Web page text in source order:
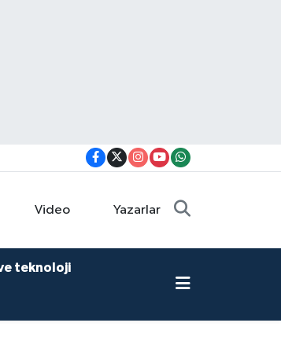
Video Yazarlar
teknoloji